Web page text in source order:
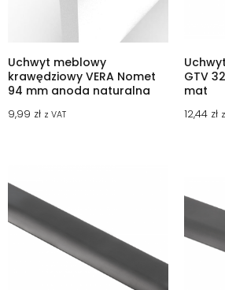
Uchwyt meblowy
krawędziowy VERA Nomet
94 mm anoda naturalna
9,99 zł z VAT
GTV
mat
12,44 zł